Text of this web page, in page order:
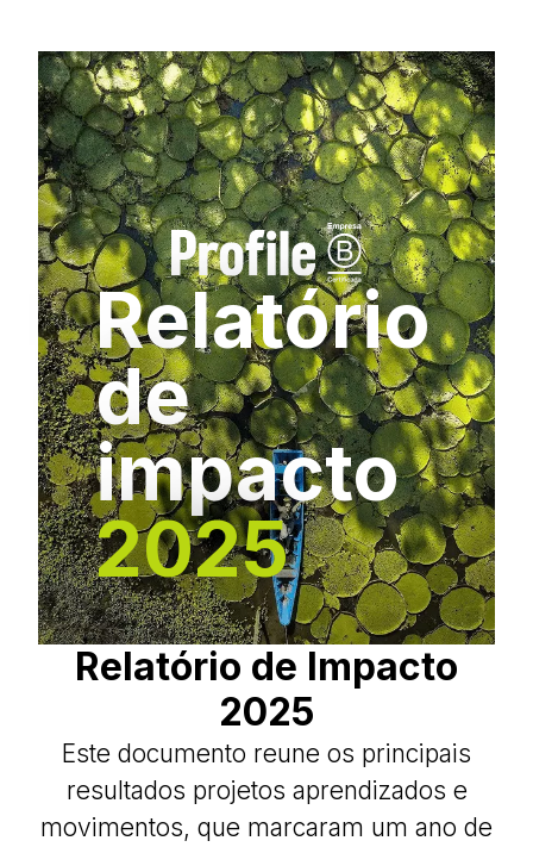
Relatório
de
impacto
2025
Relatório de Impacto
2025
Este documento reune os principais
resultados projetos aprendizados e
movimentos, que marcaram um ano de